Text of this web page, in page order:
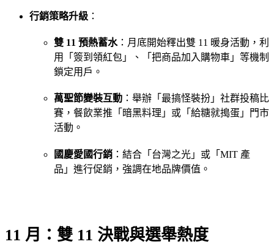
行銷策略升級 ：
雙 11 預熱蓄水：月底開始釋出雙 11 暖身活動，利
用「簽到領紅包」、「把商品加入購物車」等機制
鎖定用戶。
萬聖節變裝互動 ：舉辦「最搞怪裝扮」社群投稿比
賽，餐飲業推「暗黑料理」或「給糖就搗蛋」門市
活動。
國慶愛國行銷 ：結合「台灣之光」或「MIT 產
品」進行促銷，強調在地品牌價值。
11 月：雙 11 決戰與選舉熱度